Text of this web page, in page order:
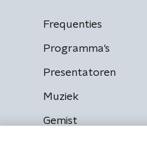
Frequenties
Programma's
Presentatoren
Muziek
Gemist